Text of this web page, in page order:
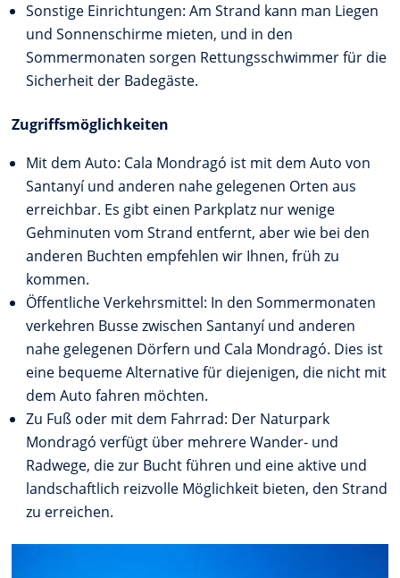
Sonstige Einrichtungen: Am Strand kann man Liegen
und Sonnenschirme mieten, und in den
Sommermonaten sorgen Rettungsschwimmer für die
Sicherheit der Badegäste.
Zugriffsmöglichkeiten
Mit dem Auto: Cala Mondragó ist mit dem Auto von
Santanyí und anderen nahe gelegenen Orten aus
erreichbar. Es gibt einen Parkplatz nur wenige
Gehminuten vom Strand entfernt, aber wie bei den
anderen Buchten empfehlen wir Ihnen, früh zu
kommen.
Öffentliche Verkehrsmittel: In den Sommermonaten
verkehren Busse zwischen Santanyí und anderen
nahe gelegenen Dörfern und Cala Mondragó. Dies ist
eine bequeme Alternative für diejenigen, die nicht mit
dem Auto fahren möchten.
Zu Fuß oder mit dem Fahrrad: Der Naturpark
Mondragó verfügt über mehrere Wander- und
Radwege, die zur Bucht führen und eine aktive und
landschaftlich reizvolle Möglichkeit bieten, den Strand
zu erreichen.